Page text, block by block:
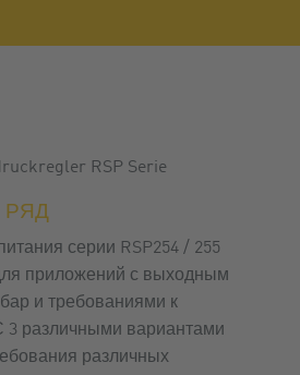
РЯД
серии RSP254 / 255
приложений с выходным
и требованиями к
3 различными вариантами
различных